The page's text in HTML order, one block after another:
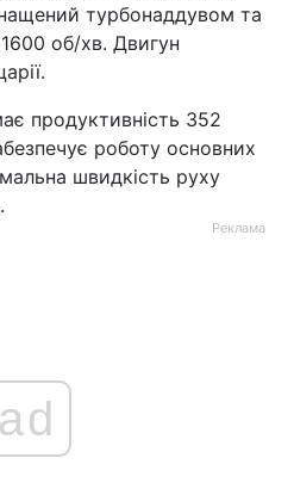
турбонаддувом та
об/хв. Двигун
продуктивність 352
роботу основних
швидкість руху
Реклама
ad